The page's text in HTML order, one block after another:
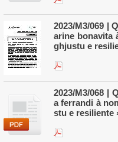
2023/M3/069 |
arine bonavita
ghjustu e
2023/M3/068 |
a ferrandi à
stu e resiliente